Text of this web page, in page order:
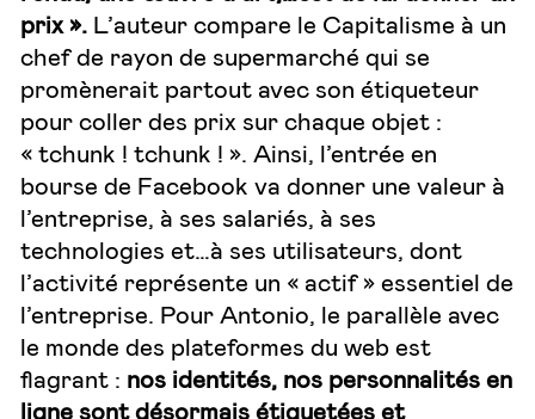
prix ». L’auteur compare le Capitalisme à un
chef de rayon de supermarché qui se
promènerait partout avec son étiqueteur
pour coller des prix sur chaque objet :
« tchunk ! tchunk ! ». Ainsi, l’entrée en
bourse de Facebook va donner une valeur à
l’entreprise, à ses salariés, à ses
technologies et…à ses utilisateurs, dont
l’activité représente un « actif » essentiel de
l’entreprise. Pour Antonio, le parallèle avec
le monde des plateformes du web est
flagrant : nos identités, nos personnalités en
ligne sont désormais étiquetées et